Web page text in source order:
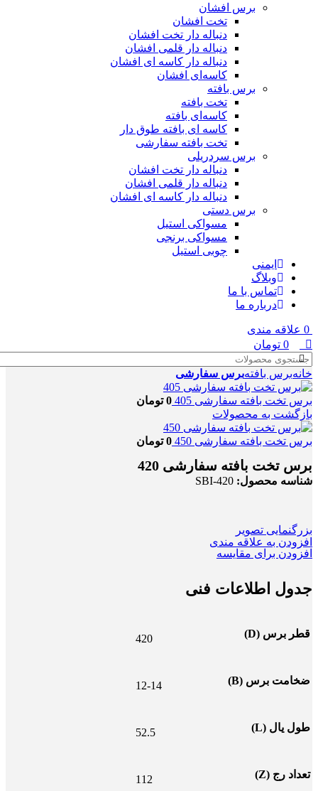
برس افشان
تخت افشان
دنباله دار تخت افشان
دنباله دار قلمی افشان
دنباله دار کاسه ای افشان
کاسه‌ای افشان
برس بافته
تخت بافته
کاسه‌ای بافته
کاسه ای بافته طوق دار
تخت بافته سفارشی
برس سردریلی
دنباله دار تخت افشان
دنباله دار قلمی افشان
دنباله دار کاسه ای افشان
برس دستی
مسواکی استیل
مسواکی برنجی
چوبی استیل
ایمنی
وبلاگ
تماس با ما
درباره ما
0 علاقه مندی
0 تومان
خانهبرس بافتهبرس سفارشی
برس تخت بافته سفارشی 405 0 تومان
بازگشت به محصولات
برس تخت بافته سفارشی 450 0 تومان
برس تخت بافته سفارشی 420
شناسه محصول: SBI-420
بزرگنمایی تصویر
افزودن به علاقه مندی
افزودن برای مقایسه
جدول اطلاعات فنی
قطر برس (D) 420
ضخامت برس (B) 12-14
طول یال (L) 52.5
تعداد رج (Z) 112